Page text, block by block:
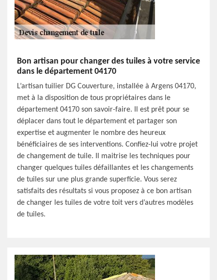
Bon artisan pour changer des tuiles à votre service
dans le département 04170
L’artisan tuilier DG Couverture, installée à Argens 04170,
met à la disposition de tous propriétaires dans le
département 04170 son savoir-faire. Il est prêt pour se
déplacer dans tout le département et partager son
expertise et augmenter le nombre des heureux
bénéficiaires de ses interventions. Confiez-lui votre projet
de changement de tuile. Il maitrise les techniques pour
changer quelques tuiles défaillantes et les changements
de tuiles sur une plus grande superficie. Vous serez
satisfaits des résultats si vous proposez à ce bon artisan
de changer les tuiles de votre toit vers d’autres modèles
de tuiles.